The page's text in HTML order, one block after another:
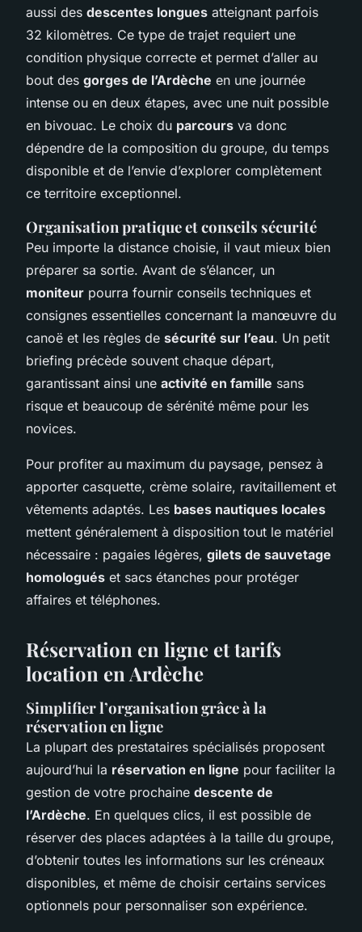
aussi des descentes longues atteignant parfois
32 kilomètres. Ce type de trajet requiert une
condition physique correcte et permet d’aller au
bout des gorges de l’Ardèche en une journée
intense ou en deux étapes, avec une nuit possible
en bivouac. Le choix du parcours va donc
dépendre de la composition du groupe, du temps
disponible et de l’envie d’explorer complètement
ce territoire exceptionnel.
Organisation pratique et conseils sécurité
Peu importe la distance choisie, il vaut mieux bien
préparer sa sortie. Avant de s’élancer, un
moniteur pourra fournir conseils techniques et
consignes essentielles concernant la manœuvre du
canoë et les règles de sécurité sur l’eau. Un petit
briefing précède souvent chaque départ,
garantissant ainsi une activité en famille sans
risque et beaucoup de sérénité même pour les
novices.
Pour profiter au maximum du paysage, pensez à
apporter casquette, crème solaire, ravitaillement et
vêtements adaptés. Les bases nautiques locales
mettent généralement à disposition tout le matériel
nécessaire : pagaies légères, gilets de sauvetage
homologués et sacs étanches pour protéger
affaires et téléphones.
Réservation en ligne et tarifs
location en Ardèche
Simplifier l’organisation grâce à la
réservation en ligne
La plupart des prestataires spécialisés proposent
aujourd’hui la réservation en ligne pour faciliter la
gestion de votre prochaine descente de
l’Ardèche. En quelques clics, il est possible de
réserver des places adaptées à la taille du groupe,
d’obtenir toutes les informations sur les créneaux
disponibles, et même de choisir certains services
optionnels pour personnaliser son expérience.